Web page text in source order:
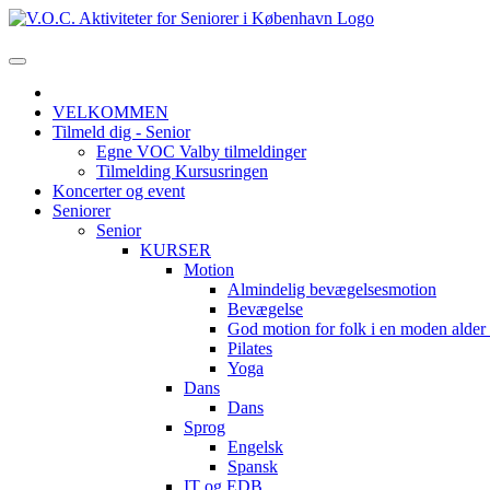
VELKOMMEN
Tilmeld dig - Senior
Egne VOC Valby tilmeldinger
Tilmelding Kursusringen
Koncerter og event
Seniorer
Senior
KURSER
Motion
Almindelig bevægelsesmotion
Bevægelse
God motion for folk i en moden
Pilates
Yoga
Dans
Dans
Sprog
Engelsk
Spansk
IT og EDB